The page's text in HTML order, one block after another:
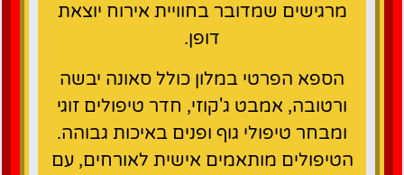
מרגישים שמדובר בחוויית אירוח יוצאת
דופן.
הספא הפרטי במלון כולל סאונה יבשה
ורטובה, אמבט ג'קוזי, חדר טיפולים זוגי
ומבחר טיפולי גוף ופנים באיכות גבוהה.
הטיפולים מותאמים אישית לאורחים, עם